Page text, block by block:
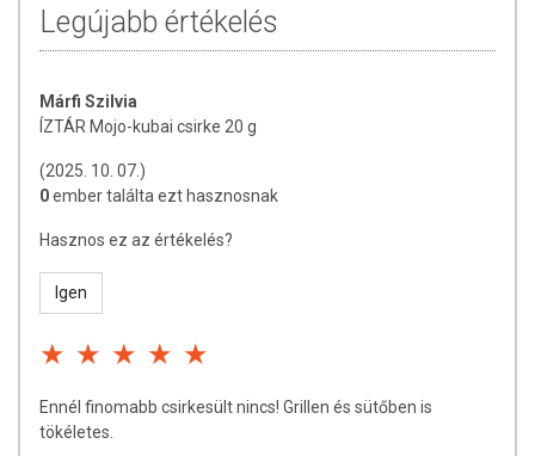
Legújabb értékelés
Márfi Szilvia
ÍZTÁR Mojo-kubai csirke 20 g
(2025. 10. 07.)
0ember találta ezt hasznosnak
Hasznos ez az értékelés?
Igen
Ennél finomabb csirkesült nincs! Grillen és sütőben is
tökéletes.